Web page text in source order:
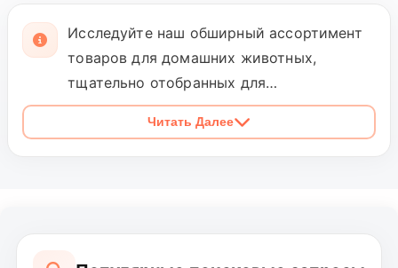
Исследуйте наш обширный ассортимент
товаров для домашних животных,
тщательно отобранных для
удовлетворения всех потребностей
вашего верного спутника. Наша
Читать Далее